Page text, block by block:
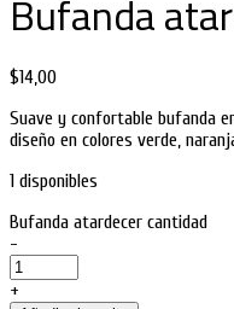
Bufanda
$14,00
Suave y confortable bufanda
diseño en colores verde,
1 disponibles
Bufanda atardecer cantidad
-
+